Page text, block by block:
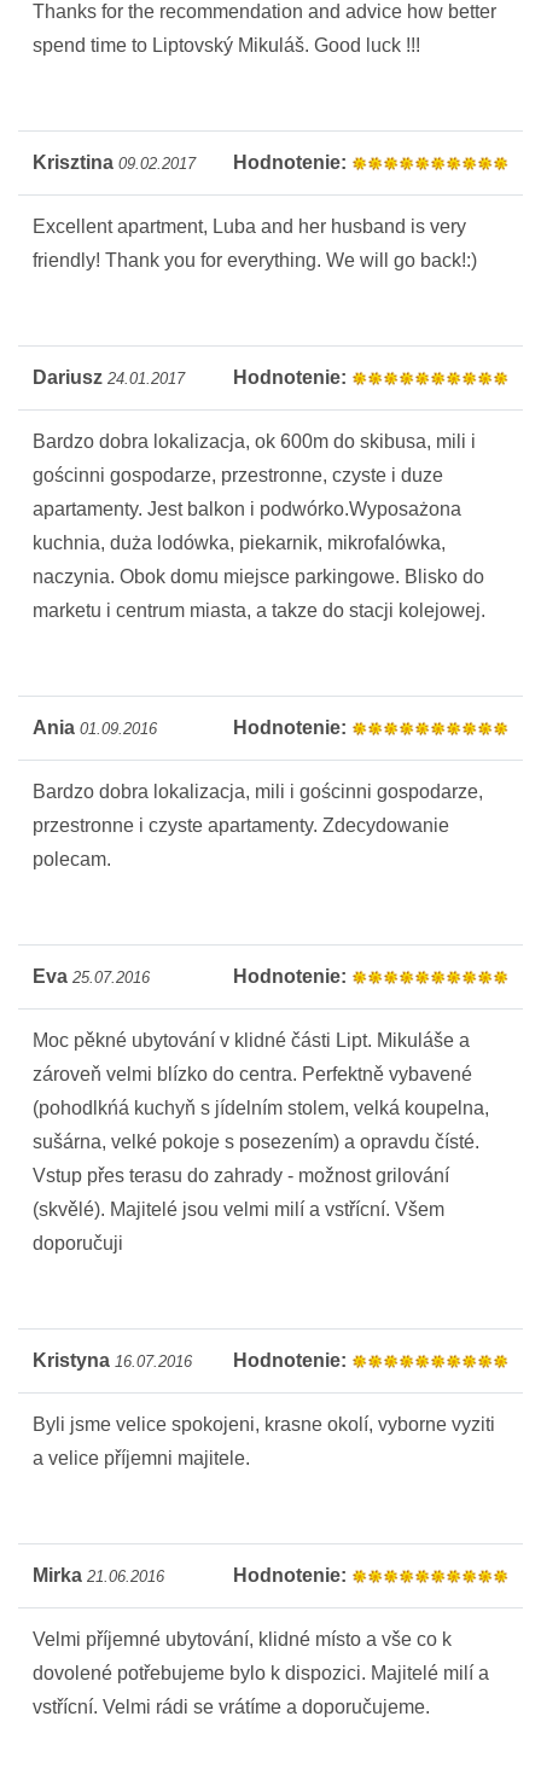
Thanks for the recommendation and advice how better
spend time to Liptovský Mikuláš. Good luck !!!
Krisztina 09.02.2017 Hodnotenie:
Excellent apartment, Luba and her husband is very
friendly! Thank you for everything. We will go back!:)
Dariusz 24.01.2017 Hodnotenie:
Bardzo dobra lokalizacja, ok 600m do skibusa, mili i
gościnni gospodarze, przestronne, czyste i duze
apartamenty. Jest balkon i podwórko.Wyposażona
kuchnia, duża lodówka, piekarnik, mikrofalówka,
naczynia. Obok domu miejsce parkingowe. Blisko do
marketu i centrum miasta, a takze do stacji kolejowej.
Ania 01.09.2016 Hodnotenie:
Bardzo dobra lokalizacja, mili i gościnni gospodarze,
przestronne i czyste apartamenty. Zdecydowanie
polecam.
Eva 25.07.2016 Hodnotenie:
Moc pěkné ubytování v klidné části Lipt. Mikuláše a
zároveň velmi blízko do centra. Perfektně vybavené
(pohodlkńá kuchyň s jídelním stolem, velká koupelna,
sušárna, velké pokoje s posezením) a opravdu čísté.
Vstup přes terasu do zahrady - možnost grilování
(skvělé). Majitelé jsou velmi milí a vstřícní. Všem
doporučuji
Kristyna 16.07.2016 Hodnotenie:
Byli jsme velice spokojeni, krasne okolí, vyborne vyziti
a velice příjemni majitele.
Mirka 21.06.2016 Hodnotenie:
Velmi příjemné ubytování, klidné místo a vše co k
dovolené potřebujeme bylo k dispozici. Majitelé milí a
vstřícní. Velmi rádi se vrátíme a doporučujeme.